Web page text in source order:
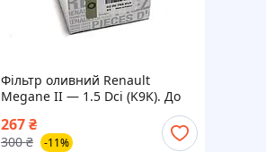
Фільтр оливний Renault
Megane II — 1.5 Dci (K9K). До
03.09.2007. Оригінал Renault —
8200768913
267₴
300 ₴ -11%